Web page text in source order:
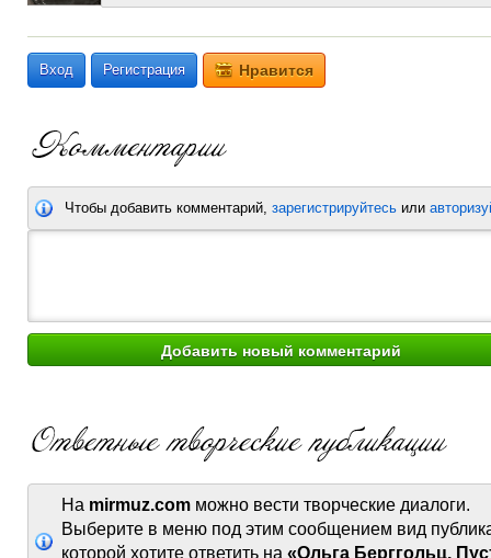
Вход Регистрация Нравится
Чтобы добавить комментарий, зарегистрируйтесь или
На mirmuz.com можно вести творческие диалоги.
Выберите в меню под этим сообщением вид
которой хотите ответить на «Ольга Берггольц.